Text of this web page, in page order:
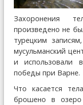
Захоронения
произведено не
турецким
мусульманский
и использовали
победы при Варне.
Что касается
брошено в